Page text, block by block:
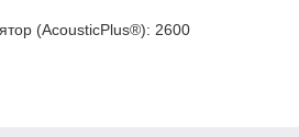
(AcousticPlus®): 2600